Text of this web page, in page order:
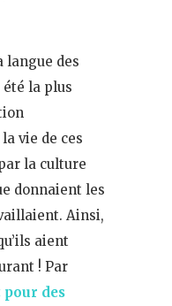
langue des
la plus
vie de ces
la culture
donnaient les
Ainsi,
aient
! Par
pour des